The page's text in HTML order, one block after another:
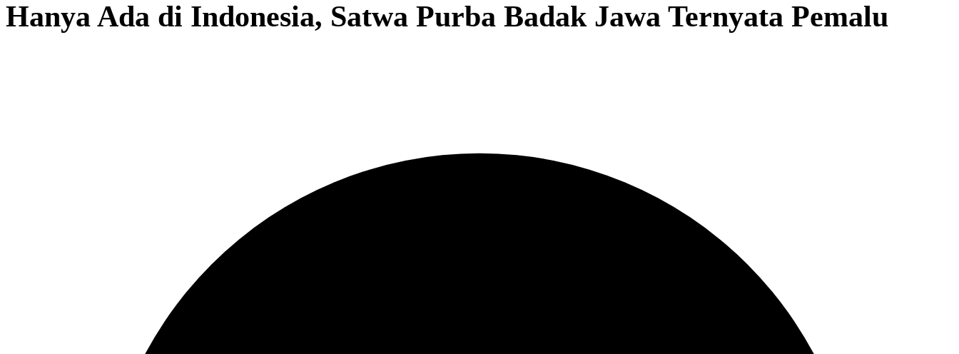
Hanya Ada di Indonesia, Satwa Purba Badak Jawa Ternyata Pemalu